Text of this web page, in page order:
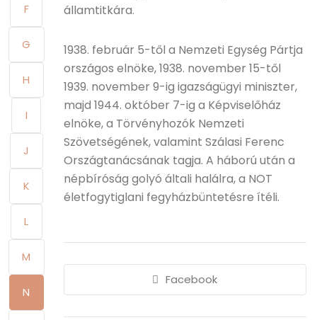
F
G
H
I
J
K
L
M
N
államtitkára.
1938. február 5-től a Nemzeti Egység Pártja
országos elnöke, 1938. november 15-től
1939. november 9-ig igazságügyi miniszter,
majd 1944. október 7-ig a Képviselőház
elnöke, a Törvényhozók Nemzeti
Szövetségének, valamint Szálasi Ferenc
Országtanácsának tagja. A háború után a
népbíróság golyó általi halálra, a NOT
életfogytiglani fegyházbüntetésre ítéli.
Facebook